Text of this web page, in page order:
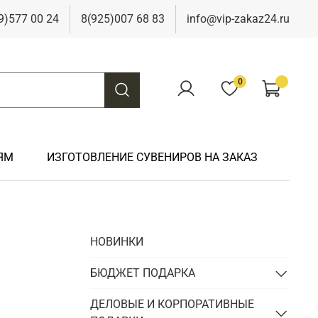
00 24 8(925)007 68 83 info@vip-zakaz24.ru
0
Подарки на юбилей
Подарки химику
Подарки чиновнику/госслужащему
Подарки электрику
Подарки к Пасхе
Подарки рыбаку
ИЗГОТОВЛЕНИЕ СУВЕНИРОВ НА ЗАКАЗ
НОВИНКИ
БЮДЖЕТ ПОДАРКА
ДЕЛОВЫЕ И КОРПОРАТИВНЫЕ